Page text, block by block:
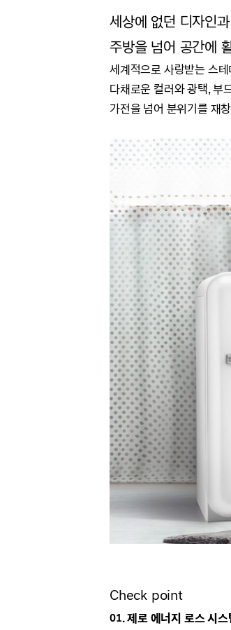
세상에 없던 디자인
주방을 넘어 공간에
세계적으로 사랑받는 스
다채로운 컬러와 광택, 부
가전을 넘어 분위기를 재
Check point
01. 제로 에너지 로스 시스